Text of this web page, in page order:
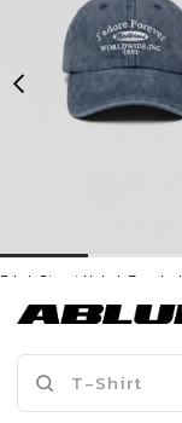
499,90 TL
İNDİRİM
Son Bakılanlar